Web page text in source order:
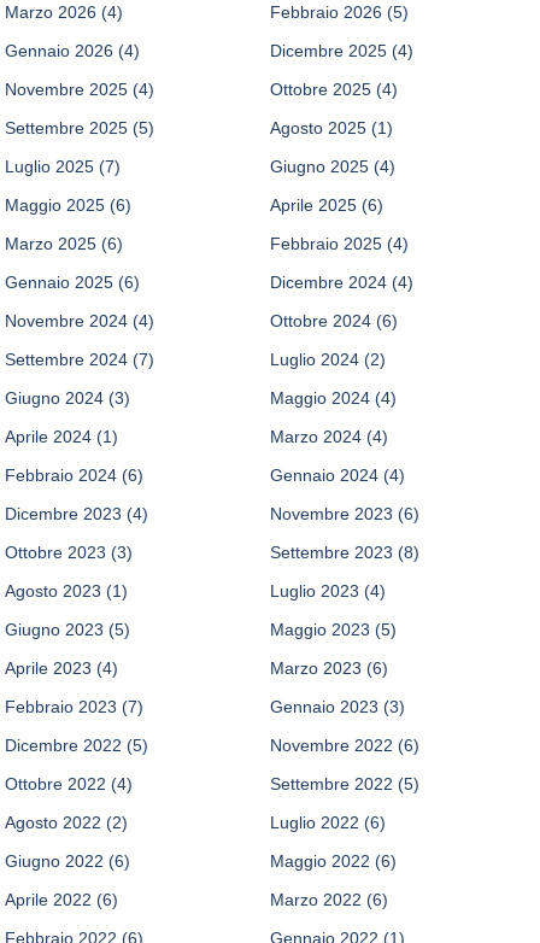
Marzo 2026 (4) Febbraio 2026 (5)
Gennaio 2026 (4) Dicembre 2025 (4)
Novembre 2025 (4) Ottobre 2025 (4)
Settembre 2025 (5) Agosto 2025 (1)
Luglio 2025 (7) Giugno 2025 (4)
Maggio 2025 (6) Aprile 2025 (6)
Marzo 2025 (6) Febbraio 2025 (4)
Gennaio 2025 (6) Dicembre 2024 (4)
Novembre 2024 (4) Ottobre 2024 (6)
Settembre 2024 (7) Luglio 2024 (2)
Giugno 2024 (3) Maggio 2024 (4)
Aprile 2024 (1) Marzo 2024 (4)
Febbraio 2024 (6) Gennaio 2024 (4)
Dicembre 2023 (4) Novembre 2023 (6)
Ottobre 2023 (3) Settembre 2023 (8)
Agosto 2023 (1) Luglio 2023 (4)
Giugno 2023 (5) Maggio 2023 (5)
Aprile 2023 (4) Marzo 2023 (6)
Febbraio 2023 (7) Gennaio 2023 (3)
Dicembre 2022 (5) Novembre 2022 (6)
Ottobre 2022 (4) Settembre 2022 (5)
Agosto 2022 (2) Luglio 2022 (6)
Giugno 2022 (6) Maggio 2022 (6)
Aprile 2022 (6) Marzo 2022 (6)
Febbraio 2022 (6) Gennaio 2022 (1)